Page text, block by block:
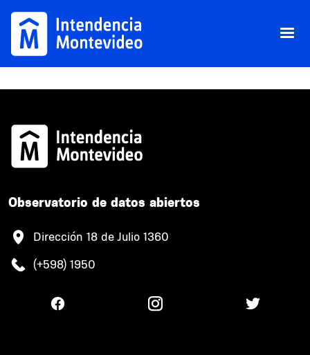
Observatorio de datos abiertos
Dirección 18 de Julio 1360
(+598) 1950